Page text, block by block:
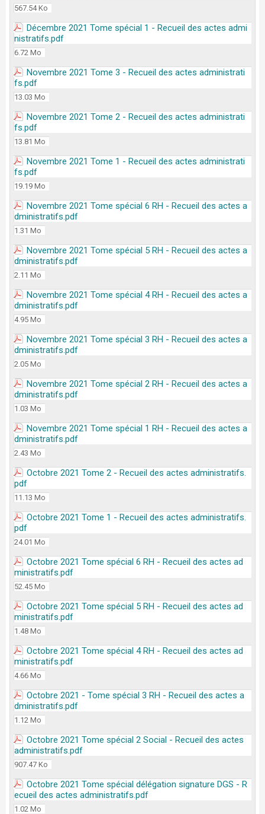
567.54 Ko
Décembre 2021 Tome spécial 1 - Recueil des actes admi
nistratifs.pdf
6.72 Mo
Novembre 2021 Tome 3 - Recueil des actes administrati
fs.pdf
13.03 Mo
Novembre 2021 Tome 2 - Recueil des actes administrati
fs.pdf
13.81 Mo
Novembre 2021 Tome 1 - Recueil des actes administrati
fs.pdf
19.19 Mo
Novembre 2021 Tome spécial 6 RH - Recueil des actes a
dministratifs.pdf
1.31 Mo
Novembre 2021 Tome spécial 5 RH - Recueil des actes a
dministratifs.pdf
2.11 Mo
Novembre 2021 Tome spécial 4 RH - Recueil des actes a
dministratifs.pdf
4.95 Mo
Novembre 2021 Tome spécial 3 RH - Recueil des actes a
dministratifs.pdf
2.05 Mo
Novembre 2021 Tome spécial 2 RH - Recueil des actes a
dministratifs.pdf
1.03 Mo
Novembre 2021 Tome spécial 1 RH - Recueil des actes a
dministratifs.pdf
2.43 Mo
Octobre 2021 Tome 2 - Recueil des actes administratifs.
pdf
11.13 Mo
Octobre 2021 Tome 1 - Recueil des actes administratifs.
pdf
24.01 Mo
Octobre 2021 Tome spécial 6 RH - Recueil des actes ad
ministratifs.pdf
52.45 Mo
Octobre 2021 Tome spécial 5 RH - Recueil des actes ad
ministratifs.pdf
1.48 Mo
Octobre 2021 Tome spécial 4 RH - Recueil des actes ad
ministratifs.pdf
4.66 Mo
Octobre 2021 - Tome spécial 3 RH - Recueil des actes a
dministratifs.pdf
1.12 Mo
Octobre 2021 Tome spécial 2 Social - Recueil des actes
administratifs.pdf
907.47 Ko
Octobre 2021 Tome spécial délégation signature DGS - R
ecueil des actes administratifs.pdf
1.02 Mo